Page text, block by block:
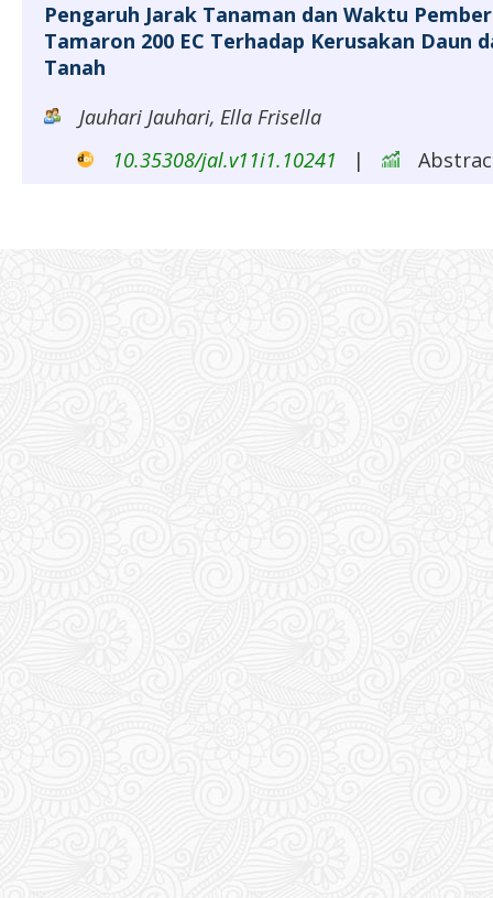
Pengaruh Jarak Tanaman dan Waktu
Tamaron 200 EC Terhadap Kerusakan Daun
Tanah
Jauhari Jauhari, Ella Frisella
10.35308/jal.v11i1.10241
|